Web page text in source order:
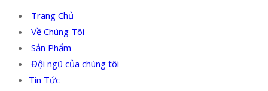
Trang Chủ
Về Chúng Tôi
Sản Phẩm
Đội ngũ của chúng tôi
Tin Tức